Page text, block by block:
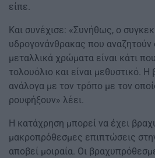
είπε.
Και συνέχισε: «Συνήθως, ο
υδρογονάνθρακας που αναζητούν
μεταλλικά χρώματα είναι κάτι
τολουόλιο και είναι μεθυστικό. Η
ανάλογα με τον τρόπο με τον
ρουφήξουν» λέει.
Η κατάχρηση μπορεί να έχει
μακροπρόθεσμες επιπτώσεις
αποβεί μοιραία. Οι